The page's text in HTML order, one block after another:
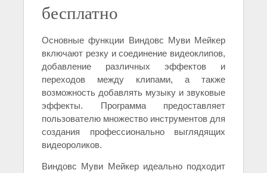
бесплатно
Основные функции Виндовс Муви Мейкер
включают резку и соединение видеоклипов,
добавление различных эффектов и
переходов между клипами, а также
возможность добавлять музыку и звуковые
эффекты. Программа предоставляет
пользователю множество инструментов для
создания профессионально выглядящих
видеороликов.
Виндовс Муви Мейкер идеально подходит